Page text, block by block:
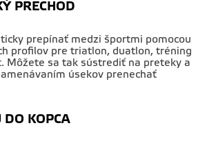
PRECHOD
prepínať medzi športmi pomocou
profilov pre triatlon, duatlon, tréning
Môžete sa tak sústrediť na preteky a
úsekov prenechať
DO KOPCA